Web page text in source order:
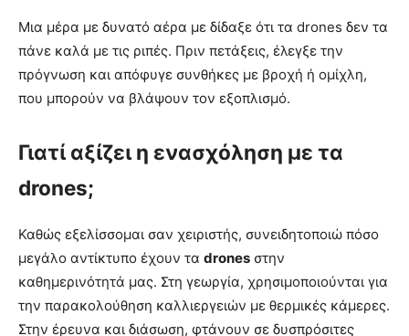
Μια μέρα με δυνατό αέρα με δίδαξε ότι τα drones δεν τα
πάνε καλά με τις ριπές. Πριν πετάξεις, έλεγξε την
πρόγνωση και απόφυγε συνθήκες με βροχή ή ομίχλη,
που μπορούν να βλάψουν τον εξοπλισμό.
Γιατί αξίζει η ενασχόληση με τα
drones;
Καθώς εξελίσσομαι σαν χειριστής, συνειδητοποιώ πόσο
μεγάλο αντίκτυπο έχουν τα drones στην
καθημερινότητά μας. Στη γεωργία, χρησιμοποιούνται για
την παρακολούθηση καλλιεργειών με θερμικές κάμερες.
Στην έρευνα και διάσωση, φτάνουν σε δυσπρόσιτες